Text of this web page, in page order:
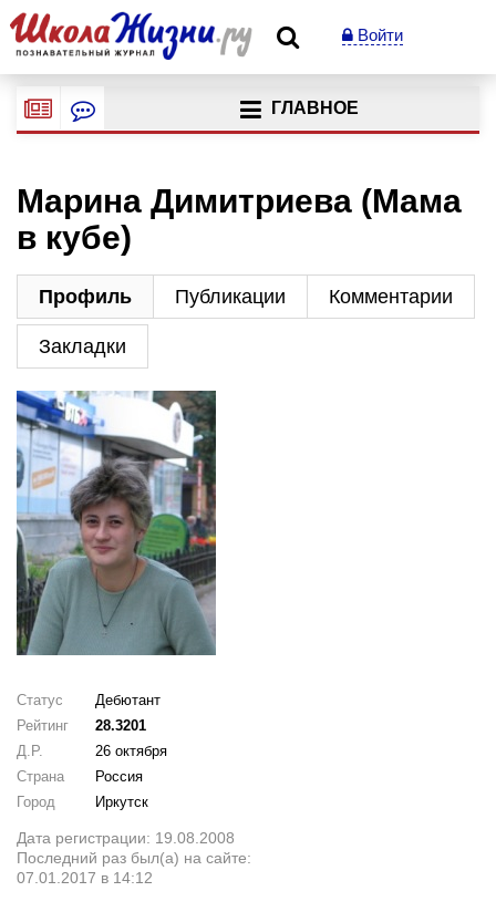
Войти
ГЛАВНОЕ
Марина Димитриева (Мама
в кубе)
Профиль Публикации Комментарии
Закладки
Статус
Дебютант
Рейтинг
28.3201
Д.Р.
26 октября
Страна
Россия
Город
Иркутск
Дата регистрации: 19.08.2008
Последний раз был(а) на сайте:
07.01.2017 в 14:12